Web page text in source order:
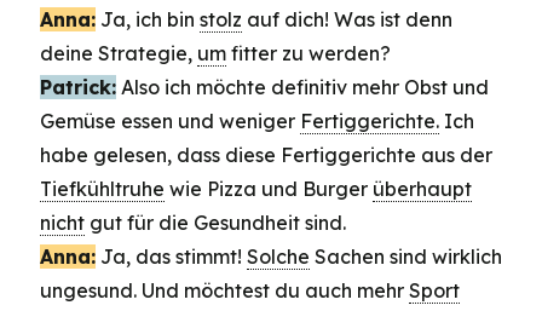
Anna: Ja, ich bin stolz auf dich! Was ist denn
deine Strategie, um fitter zu werden?
Patrick: Also ich möchte definitiv mehr Obst und
Gemüse essen und weniger Fertiggerichte. Ich
habe gelesen, dass diese Fertiggerichte aus der
Tiefkühltruhe wie Pizza und Burger überhaupt
nicht gut für die Gesundheit sind.
Anna: Ja, das stimmt! Solche Sachen sind wirklich
ungesund. Und möchtest du auch mehr Sport